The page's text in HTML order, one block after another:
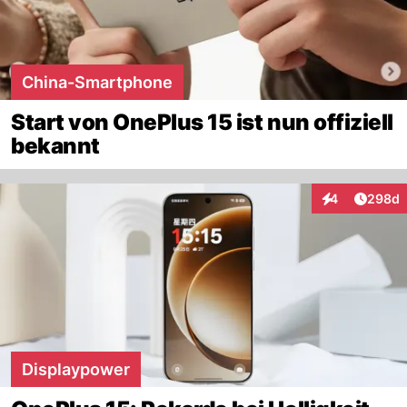
China-Smartphone
Start von OnePlus 15 ist nun offiziell
bekannt
4
Interaktionen
298d
Displaypower